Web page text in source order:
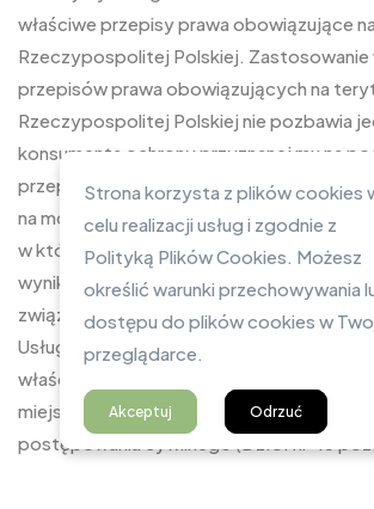
właściwe przepisy prawa obowiązujące
Rzeczypospolitej Polskiej. Zastosowanie
przepisów prawa obowiązujących na
Rzeczypospolitej Polskiej nie pozbawia
konsumenta ochrony przyznanej mu na
przepisów, których nie można wyłączyć
na mocy prawa, które obowiązuje na
w którym konsument ma miejsce
wynikające ze stosowania niniejszego
związku z wykonywaniem zawartych
Usługodawcą a Klientami, będą
właściwy według przepisów o
miejscowej zgodnie z ustawą z dnia
postępowania cywilnego (Dz.U. nr 43
Strona korzysta z plików cookies
celu realizacji usług i zgodnie z
Polityką Plików Cookies. Możesz
określić warunki przechowywania
dostępu do plików cookies w
przeglądarce.
Akceptuj Odrzuć